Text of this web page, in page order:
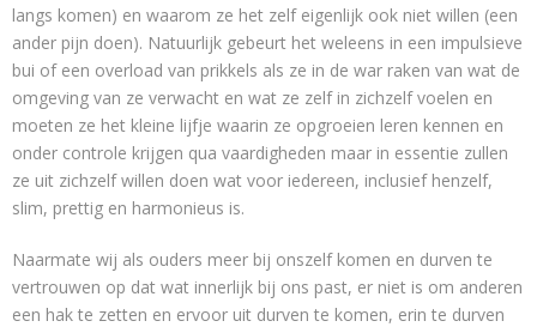
langs komen) en waarom ze het zelf eigenlijk ook niet willen (een
ander pijn doen). Natuurlijk gebeurt het weleens in een impulsieve
bui of een overload van prikkels als ze in de war raken van wat de
omgeving van ze verwacht en wat ze zelf in zichzelf voelen en
moeten ze het kleine lijfje waarin ze opgroeien leren kennen en
onder controle krijgen qua vaardigheden maar in essentie zullen
ze uit zichzelf willen doen wat voor iedereen, inclusief henzelf,
slim, prettig en harmonieus is.
Naarmate wij als ouders meer bij onszelf komen en durven te
vertrouwen op dat wat innerlijk bij ons past, er niet is om anderen
een hak te zetten en ervoor uit durven te komen, erin te durven